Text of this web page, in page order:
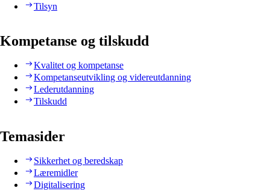
Tilsyn
Kompetanse og tilskudd
Kvalitet og kompetanse
Kompetanseutvikling og videreutdanning
Lederutdanning
Tilskudd
Temasider
Sikkerhet og beredskap
Læremidler
Digitalisering